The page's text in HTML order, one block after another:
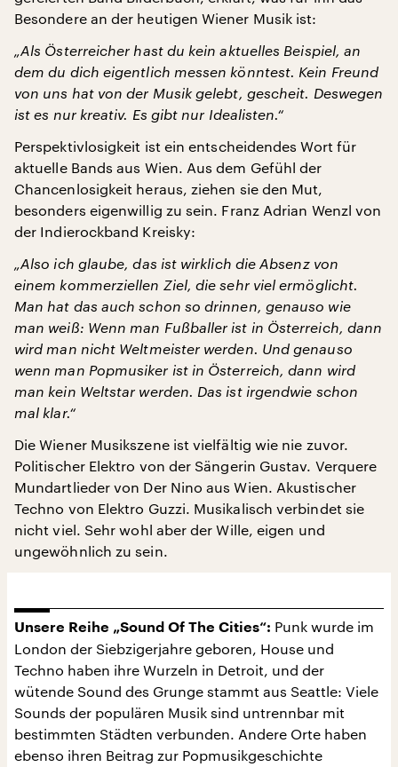
Besondere an der heutigen Wiener Musik ist:
„Als Österreicher hast du kein aktuelles Beispiel, an
dem du dich eigentlich messen könntest. Kein Freund
von uns hat von der Musik gelebt, gescheit. Deswegen
ist es nur kreativ. Es gibt nur Idealisten.“
Perspektivlosigkeit ist ein entscheidendes Wort für
aktuelle Bands aus Wien. Aus dem Gefühl der
Chancenlosigkeit heraus, ziehen sie den Mut,
besonders eigenwillig zu sein. Franz Adrian Wenzl von
der Indierockband Kreisky:
„Also ich glaube, das ist wirklich die Absenz von
einem kommerziellen Ziel, die sehr viel ermöglicht.
Man hat das auch schon so drinnen, genauso wie
man weiß: Wenn man Fußballer ist in Österreich, dann
wird man nicht Weltmeister werden. Und genauso
wenn man Popmusiker ist in Österreich, dann wird
man kein Weltstar werden. Das ist irgendwie schon
mal klar.“
Die Wiener Musikszene ist vielfältig wie nie zuvor.
Politischer Elektro von der Sängerin Gustav. Verquere
Mundartlieder von Der Nino aus Wien. Akustischer
Techno von Elektro Guzzi. Musikalisch verbindet sie
nicht viel. Sehr wohl aber der Wille, eigen und
ungewöhnlich zu sein.
Unsere Reihe „Sound Of The Cities“: Punk wurde im
London der Siebzigerjahre geboren, House und
Techno haben ihre Wurzeln in Detroit, und der
wütende Sound des Grunge stammt aus Seattle: Viele
Sounds der populären Musik sind untrennbar mit
bestimmten Städten verbunden. Andere Orte haben
ebenso ihren Beitrag zur Popmusikgeschichte